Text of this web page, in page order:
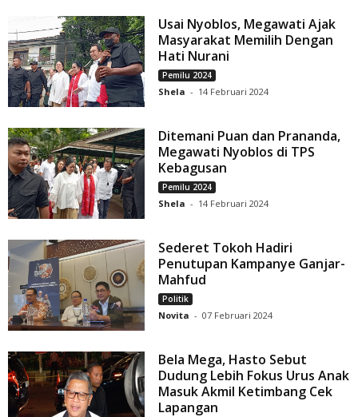
Usai Nyoblos, Megawati Ajak
Masyarakat Memilih Dengan
Hati Nurani
Pemilu 2024
Shela - 14 Februari 2024
Ditemani Puan dan Prananda,
Megawati Nyoblos di TPS
Kebagusan
Pemilu 2024
Shela - 14 Februari 2024
Sederet Tokoh Hadiri
Penutupan Kampanye Ganjar-
Mahfud
Politik
Novita - 07 Februari 2024
Bela Mega, Hasto Sebut
Dudung Lebih Fokus Urus Anak
Masuk Akmil Ketimbang Cek
Lapangan